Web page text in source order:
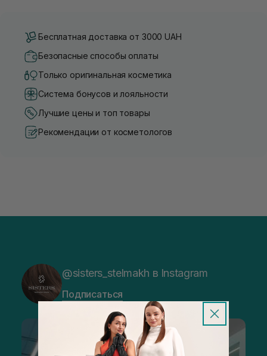
Бесплатная доставка от 3000 UAH
Безопасные способы оплаты
Только оригинальная косметика
Система бонусов и лояльности
Лучшие цены и топ товары
Рекомендации от косметологов
@sisters_stelmakh в Instagram
Подписаться